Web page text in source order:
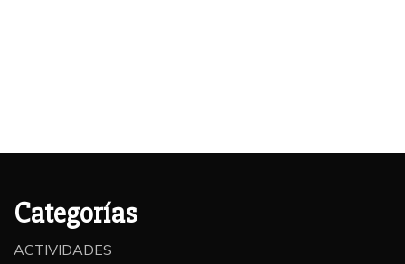
Categorías
ACTIVIDADES